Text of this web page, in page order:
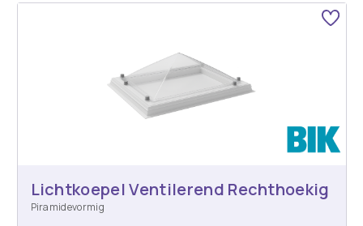
Lichtkoepel Ventilerend Rechthoekig
Piramidevormig